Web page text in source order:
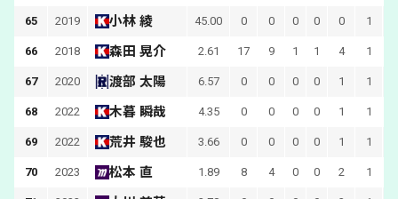
65 2019 小林 綾 45.00 0 0 0 0 0 1
66 2018 森田 晃介 2.61 17 9 1 1 4 1
67 2020 渡部 太陽 6.57 0 0 0 0 1 1
68 2022 木暮 瞬哉 4.35 0 0 0 0 1 1
69 2022 荒井 駿也 3.66 0 0 0 0 1 1
70 2023 松本 直 1.89 8 4 0 0 2 1